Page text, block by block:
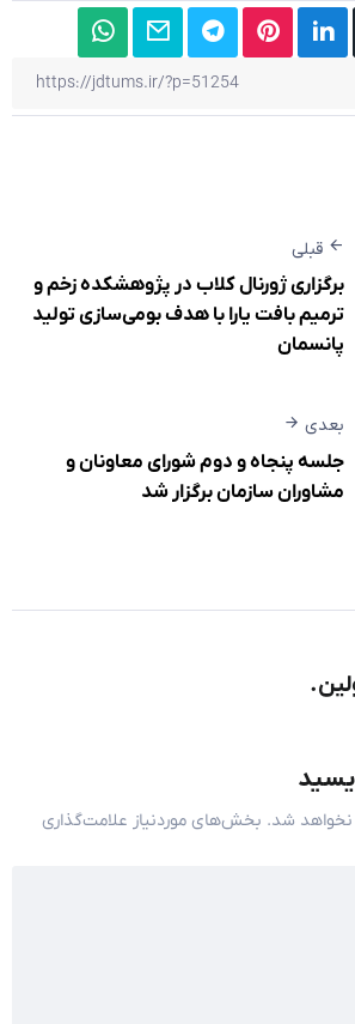
قبلی
برگزاری ژورنال کلاب در پژوهشکده زخم و
ترمیم بافت یارا با هدف بومی‌سازی تولید
پانسمان
بعدی
جلسه پنجاه و دوم شورای معاونان و
مشاوران سازمان برگزار شد
نخواهد شد. بخش‌های موردنیاز علامت‌گذاری